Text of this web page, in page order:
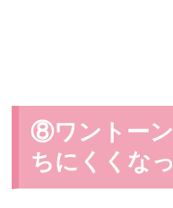
⑧ワントー
ちにくくな